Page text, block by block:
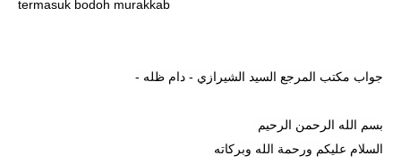
termasuk bodoh murakkab
جواب مكتب المرجع السيد الشيرازي - دام ظله -
بسم الله الرحمن الرحيم
السلام عليكم ورحمة الله وبركاته